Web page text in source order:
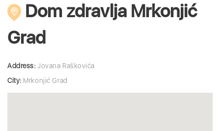
Dom zdravlja Mrkonjić
Grad
Address: Jovana Raškovića
City: Mrkonjić Grad